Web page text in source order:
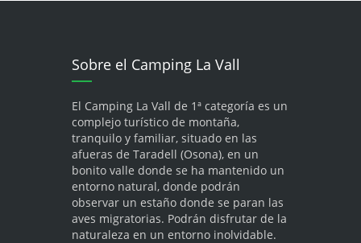
Sobre el Camping La Vall
El Camping La Vall de 1ª categoría es un
complejo turístico de montaña,
tranquilo y familiar, situado en las
afueras de Taradell (Osona), en un
bonito valle donde se ha mantenido un
entorno natural, donde podrán
observar un estaño donde se paran las
aves migratorias. Podrán disfrutar de la
naturaleza en un entorno inolvidable.